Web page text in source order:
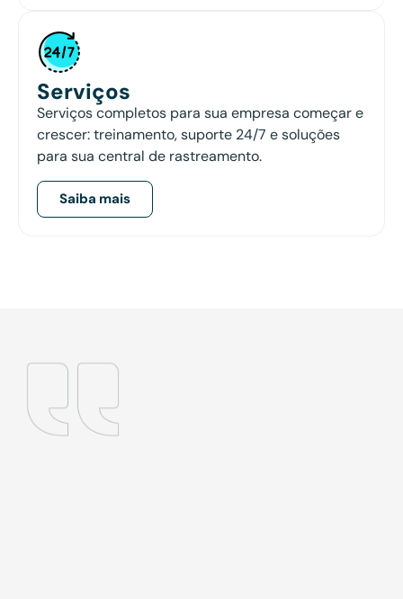
Serviços
Serviços completos para sua empresa começar e
crescer: treinamento, suporte 24/7 e soluções
para sua central de rastreamento.
Saiba mais